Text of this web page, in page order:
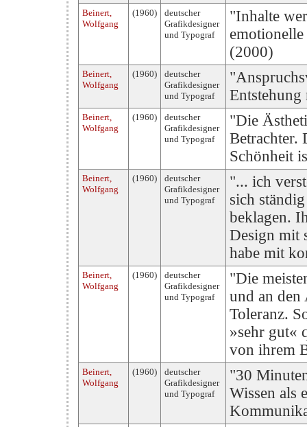
Beinert,
Wolfgang
(1960)
deutscher
Grafikdesigner
und Typograf
"Inhalte
(2000)
Beinert,
Wolfgang
(1960)
deutscher
Grafikdesigner
und Typograf
Beinert,
Wolfgang
(1960)
deutscher
Grafikdesigner
und Typograf
"Die
Betrachter.
Schönheit
Beinert,
Wolfgang
(1960)
deutscher
Grafikdesigner
und Typograf
"... ich
sich
beklagen.
Design mit
habe mit
Beinert,
Wolfgang
(1960)
deutscher
Grafikdesigner
und Typograf
"Die
und an den
Toleranz.
»sehr gut«
von ihrem
Beinert,
Wolfgang
(1960)
deutscher
Grafikdesigner
und Typograf
"30
Wissen als